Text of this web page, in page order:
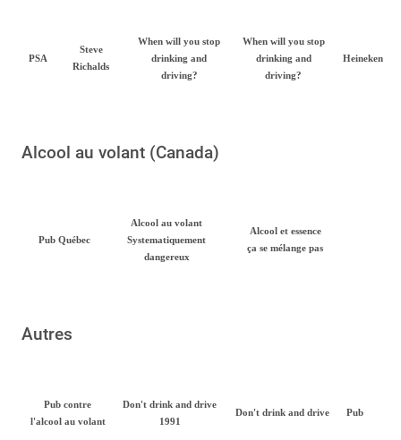
PSA
Steve
Richalds
When will you stop
drinking and
driving?
When will you stop
drinking and
driving?
Heineken
Alcool au volant (Canada)
Pub Québec
Alcool au volant
Systematiquement
dangereux
Alcool et essence
ça se mélange pas
Autres
Pub contre
l'alcool au volant
Don't drink and drive
1991
Don't drink and drive Pub